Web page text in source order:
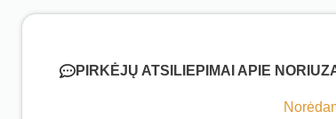
PIRKĖJŲ ATSILIEPIMAI APIE